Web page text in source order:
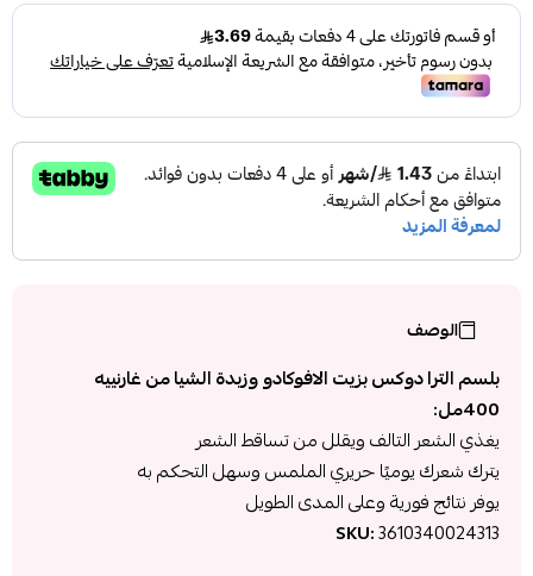
الوصف
بلسم الترا دوكس بزيت الافوكادو وزبدة الشيا من غارنييه
400مل:
يغذي الشعر التالف ويقلل من تساقط الشعر
يترك شعرك يوميًا حريري الملمس وسهل التحكم به
يوفر نتائج فورية وعلى المدى الطويل
SKU:3610340024313